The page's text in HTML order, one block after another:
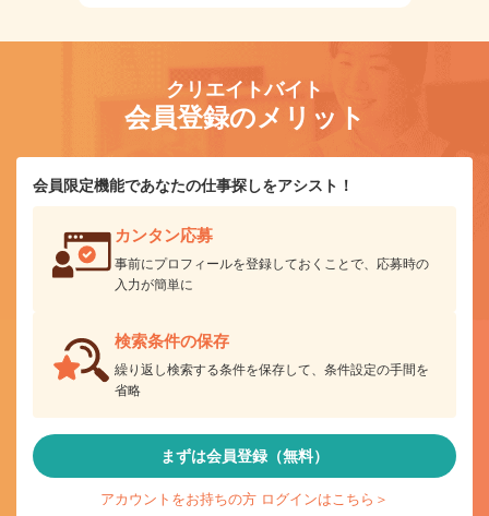
クリエイトバイト
会員登録のメリット
会員限定機能であなたの仕事探しをアシスト！
カンタン応募
事前にプロフィールを登録しておくことで、応募時の
入力が簡単に
検索条件の保存
繰り返し検索する条件を保存して、条件設定の手間を
省略
まずは会員登録（無料）
アカウントをお持ちの方 ログインはこちら＞